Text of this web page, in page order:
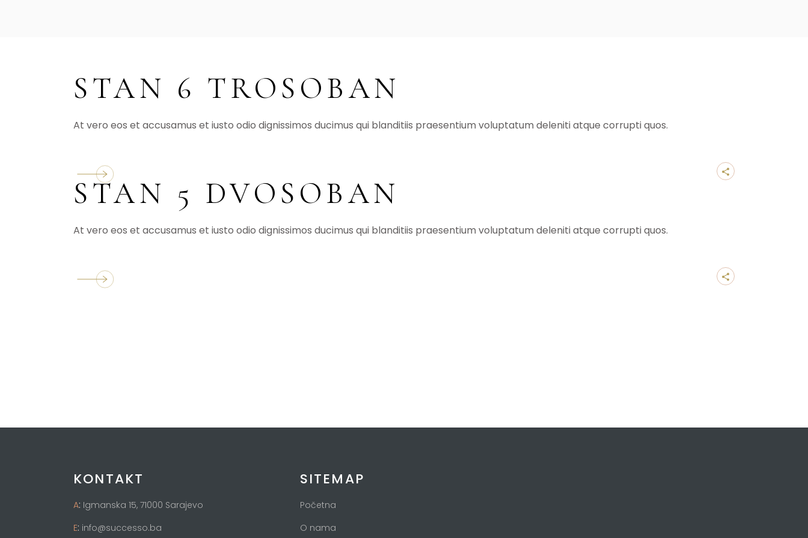
STAN 6 TROSOBAN
At vero eos et accusamus et iusto odio dignissimos ducimus qui blanditiis praesentium voluptatum deleniti atque corrupti quos.
STAN 5 DVOSOBAN
At vero eos et accusamus et iusto odio dignissimos ducimus qui blanditiis praesentium voluptatum deleniti atque corrupti quos.
KONTAKT
A: Igmanska 15, 71000 Sarajevo
E: info@successo.ba
SITEMAP
Početna
O nama